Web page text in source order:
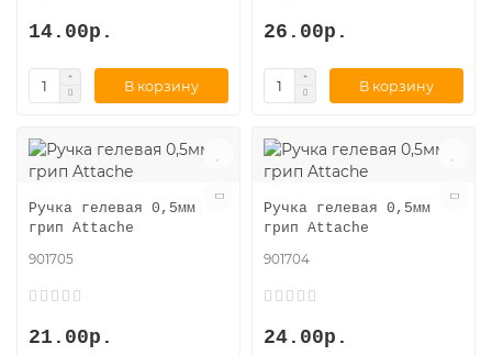
14.00р.
В корзину
26.00р.
В корзину
Ручка гелевая 0,5мм
грип Attache
901705
21.00р.
Ручка гелевая 0,5мм
грип Attache
901704
24.00р.